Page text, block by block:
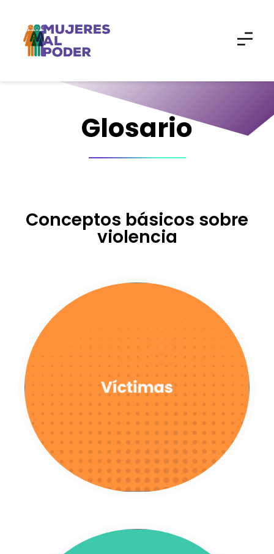
Glosario
Conceptos básicos sobre
violencia